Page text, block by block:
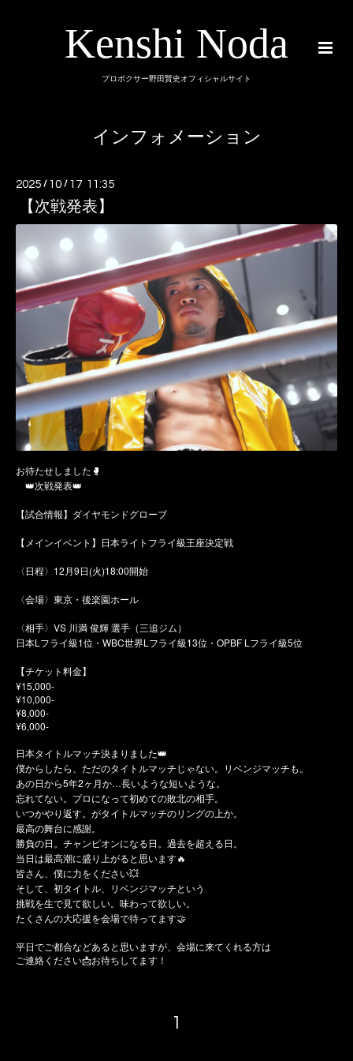
Kenshi Noda
プロボクサー野田賢史オフィシャルサイト
インフォメーション
2025 / 10 / 17 11:35
【次戦発表】
お待たせしました🥊
👑次戦発表👑
【試合情報】ダイヤモンドグローブ
【メインイベント】日本ライトフライ級王座決定戦
〈日程〉12月9日(火)18:00開始
〈会場〉東京・後楽園ホール
〈相手〉VS 川満 俊輝 選手（三追ジム）
日本Lフライ級1位・WBC世界Lフライ級13位・OPBF Lフライ級5位
【チケット料金】
¥15,000-
¥10,000-
¥8,000-
¥6,000-
日本タイトルマッチ決まりました👑
僕からしたら、ただのタイトルマッチじゃない。リベンジマッチも。
あの日から5年2ヶ月か…長いような短いような。
忘れてない。プロになって初めての敗北の相手。
いつかやり返す。がタイトルマッチのリングの上か。
最高の舞台に感謝。
勝負の日。チャンピオンになる日。過去を超える日。
当日は最高潮に盛り上がると思います🔥
皆さん、僕に力をください💥
そして、初タイトル、リベンジマッチという
挑戦を生で見て欲しい。味わって欲しい。
たくさんの大応援を会場で待ってます🤝
平日でご都合などあると思いますが、会場に来てくれる方は
ご連絡ください📩お待ちしてます！
1